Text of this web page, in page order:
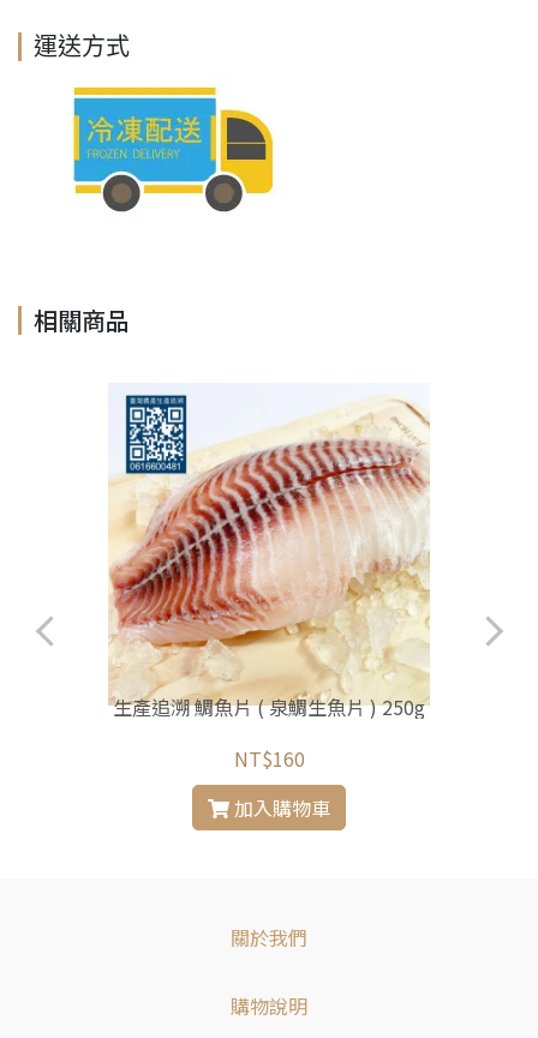
運送方式
相關商品
生產追溯 鯛魚片 ( 泉鯛生魚片 ) 250g
NT$160
加入購物車
關於我們
購物說明